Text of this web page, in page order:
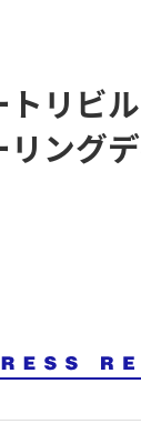
リビ
ング